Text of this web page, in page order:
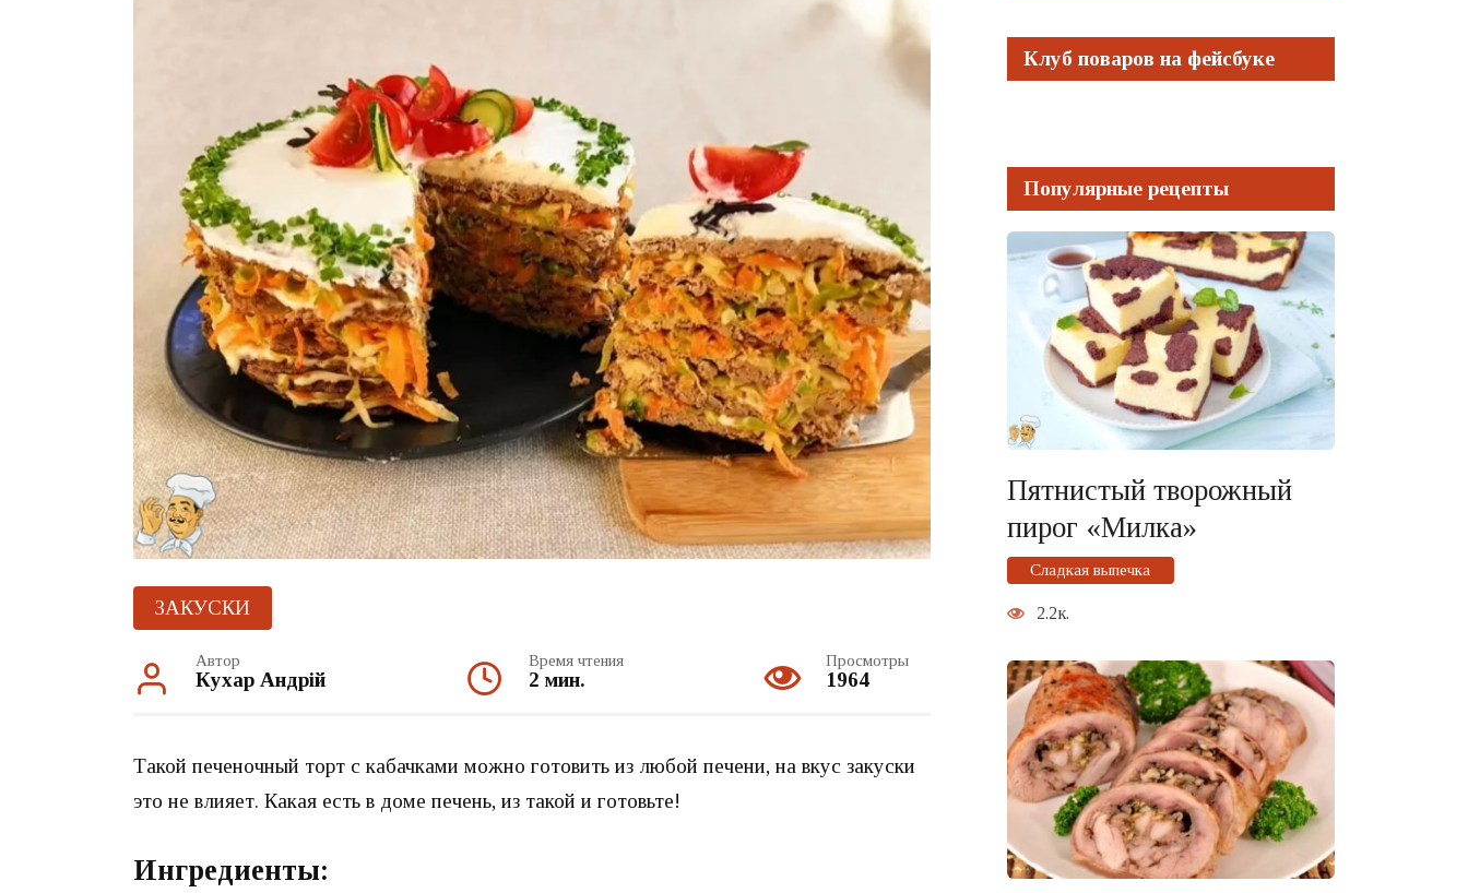
ЗАКУСКИ
Автор
Кухар Андрій
Время чтения
2 мин.
Просмотры
1964
Такой печеночный торт с кабачками можно готовить из любой печени, на вкус закуски
это не влияет. Какая есть в доме печень, из такой и готовьте!
Ингредиенты:
Клуб поваров на фейсбуке
Популярные рецепты
Пятнистый творожный
пирог «Милка»
Сладкая выпечка
2.2к.